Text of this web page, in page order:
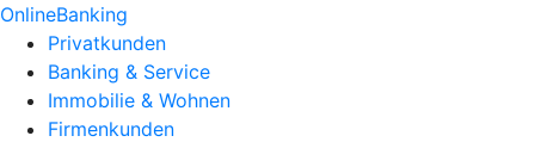
OnlineBanking
Privatkunden
Banking & Service
Immobilie & Wohnen
Firmenkunden